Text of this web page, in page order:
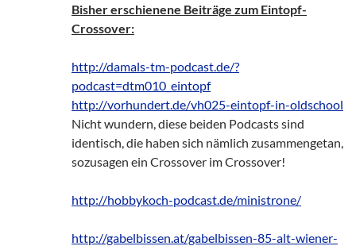
Bisher erschienene Beiträge zum Eintopf-
Crossover:
http://damals-tm-podcast.de/?
podcast=dtm010_eintopf
http://vorhundert.de/vh025-eintopf-in-oldschool
Nicht wundern, diese beiden Podcasts sind
identisch, die haben sich nämlich zusammengetan,
sozusagen ein Crossover im Crossover!
http://hobbykoch-podcast.de/ministrone/
http://gabelbissen.at/gabelbissen-85-alt-wiener-